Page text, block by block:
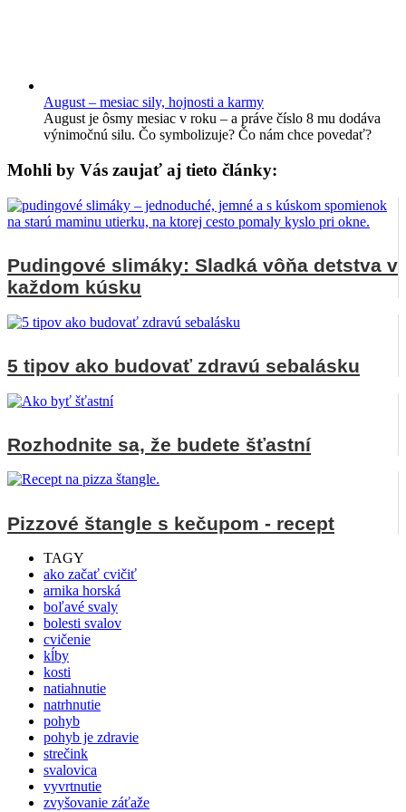
August – mesiac sily, hojnosti a karmy
August je ôsmy mesiac v roku – a práve číslo 8 mu dodáva
výnimočnú silu. Čo symbolizuje? Čo nám chce povedať?
Mohli by Vás zaujať aj tieto články:
Pudingové slimáky: Sladká vôňa detstva v
každom kúsku
5 tipov ako budovať zdravú sebalásku
Rozhodnite sa, že budete šťastní
Pizzové štangle s kečupom - recept
TAGY
ako začať cvičiť
arnika horská
boľavé svaly
bolesti svalov
cvičenie
kĺby
kosti
natiahnutie
natrhnutie
pohyb
pohyb je zdravie
strečink
svalovica
vyvrtnutie
zvyšovanie záťaže